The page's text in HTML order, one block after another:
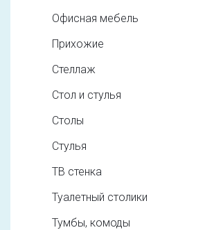
Офисная мебель
Прихожие
Стеллаж
Стол и стулья
Столы
Стулья
ТВ стенка
Туалетный столики
Тумбы, комоды